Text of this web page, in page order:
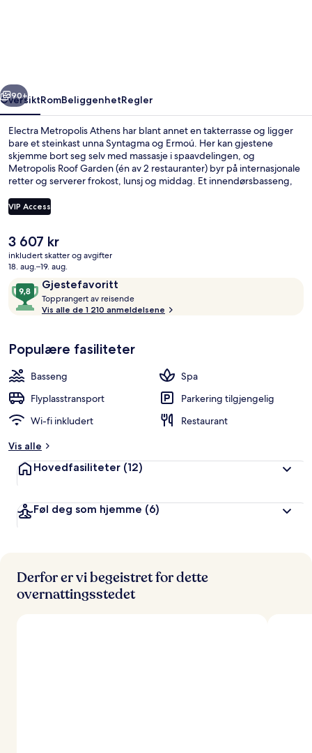
Neste
90+
OversiktRomBeliggenhetRegler
Electra Metropolis Athens har blant annet en takterrasse og ligger
bare et steinkast unna Syntagma og Ermoú. Her kan gjestene
skjemme bort seg selv med massasje i spaavdelingen, og
Metropolis Roof Garden (én av 2 restauranter) byr på internasjonale
retter og serverer frokost, lunsj og middag. Et innendørsbasseng,
hvis du velger å bo på dette hotellet i luksuriøs stil. Bassenget og
den vennlige betjeningen får mye skryt fra andre reisende. Det er
minutter å gå til Syntagma stasjon og 7 minutter å gå til Monastiraki
stasjon.
VIP Access
Den
nåværende
prisen
3 607 kr
3 607 kr
inkludert skatter og avgifter
18. aug.–19. aug.
AnmeldelserGjestefavoritt
9,8
av
10,
Topprangert av reisende
o
v
i
e
Vis alle de 1 210 anmeldelsene
Populære fasiliteter
Basseng
Spa
Flyplasstransport
Parkering tilgjengelig
Wi-fi inkludert
Restaurant
Vis alle
Hovedfasiliteter (12)
Føl deg som hjemme (6)
Derfor er vi begeistret for dette
overnattingsstedet